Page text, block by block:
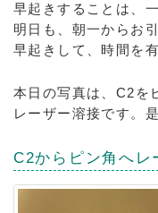
早起きすることは、
明日も、朝一からお
早起きして、時間を
本日の写真は、C2を
レーザー溶接です。
C2からピン角へレ